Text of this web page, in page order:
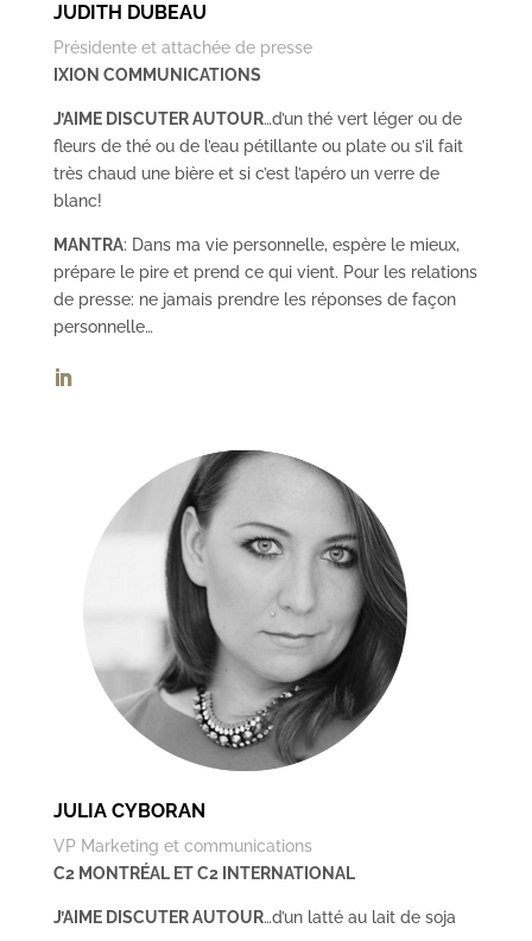
JUDITH DUBEAU
Présidente et attachée de presse
IXION COMMUNICATIONS
J’AIME DISCUTER AUTOUR…d’un thé vert léger ou de
fleurs de thé ou de l’eau pétillante ou plate ou s’il fait
très chaud une bière et si c’est l’apéro un verre de
blanc!
MANTRA: Dans ma vie personnelle, espère le mieux,
prépare le pire et prend ce qui vient. Pour les relations
de presse: ne jamais prendre les réponses de façon
personnelle…
JULIA CYBORAN
VP Marketing et communications
C2 MONTRÉAL ET C2 INTERNATIONAL
J’AIME DISCUTER AUTOUR…d’un latté au lait de soja